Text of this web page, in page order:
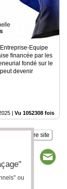
Equipe
financée par les
fondé sur le
devenir
| Vu 1052308 fois
sur votre site
ou